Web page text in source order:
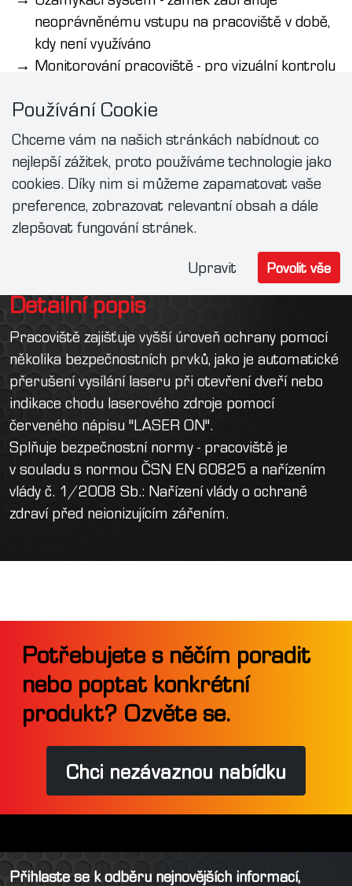
neoprávněnému vstupu na pracoviště v době,
kdy není využíváno
Monitorování pracoviště - pro vizuální kontrolu
umístěný na vnějším plášti pracoviště
Dlouhodobá záruka – 10 let na konstrukční
opláštění pracoviště a 5 let na elektroinstalaci
Detailní popis
Pracoviště zajišťuje vyšší úroveň ochrany pomocí
několika bezpečnostních prvků, jako je automatické
přerušení vysílání laseru při otevření dveří nebo
indikace chodu laserového zdroje pomocí
červeného nápisu "LASER ON".
Splňuje bezpečnostní normy - pracoviště je
v souladu s normou ČSN EN 60825 a nařízením
vlády č. 1/2008 Sb.: Nařízení vlády o ochraně
zdraví před neionizujícím zářením.
Potřebujete s něčím poradit
nebo poptat konkrétní
produkt? Ozvěte se.
Chci nezávaznou nabídku
Přihlaste se k odběru nejnovějších informací,
Používání Cookie
Chceme vám na našich stránkách nabídnout co
nejlepší zážitek, proto používáme technologie jako
cookies. Díky nim si můžeme zapamatovat vaše
preference, zobrazovat relevantní obsah a dále
zlepšovat fungování stránek.
Upravit Povolit vše